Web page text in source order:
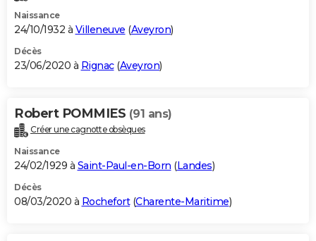
Naissance
24/10/1932 à Villeneuve (Aveyron)
Décès
23/06/2020 à Rignac(Aveyron)
Robert POMMIES (91 ans)
Créer une cagnotte obsèques
Naissance
24/02/1929 à Saint-Paul-en-Born (Landes)
Décès
08/03/2020 à Rochefort(Charente-Maritime)